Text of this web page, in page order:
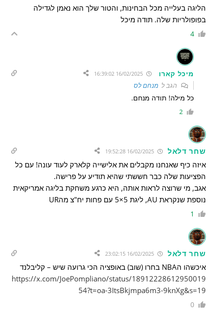
הליגה בעלייה מכל הבחינות, והטור שלך הוא נאמן לגדילה
בפופולריות שלה. תודה מיכל
4
מיכל קארו
הגב למנחם לס
כל מילה! תודה מנחם.
2
שחר דלאל 16/02/2025 19:52:28
איזה כיף שאנחנו מקבלים את אלישייה קלארק לעוד עונה! עם כל
הפציעות שלה כבר חששתי שהיא תודיע על פרישה.
אגב, מי שרוצה לראות אותה, היא כרגע משחקת בליגה אמריקאית
נוספת שנקראת AU, ליגת 5×5 עם פחות יח"צ מהUR
1
שחר דלאל 16/02/2025 23:02:15
איכשהו הNBA בחרו (שוב) באופציה הכי גרועה שיש – קליבלנד
https://x.com/JoePompliano/status/18912228612950019
54?t=oa-3ItsBkjmpa6m3-9knXg&s=19
0